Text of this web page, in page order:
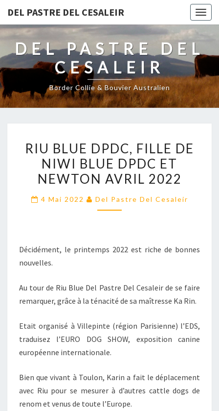
DEL PASTRE DEL CESALEIR
DEL PASTRE DEL
CESALEIR
Border Collie & Bouvier Australien
BLUE
DPDC,
FILLE
NIWI
2022
RIU BLUE DPDC, FILLE DE
NIWI BLUE DPDC ET
NEWTON AVRIL 2022
4 Mai 2022 Del Pastre Del Cesaleir
Décidément, le printemps 2022 est riche de bonnes
nouvelles.
Au tour de Riu Blue Del Pastre Del Cesaleir de se faire
remarquer, grâce à la ténacité de sa maîtresse Ka Rin.
Etait organisé à Villepinte (région Parisienne) l’EDS,
traduisez l’EURO DOG SHOW, exposition canine
européenne internationale.
Bien que vivant à Toulon, Karin a fait le déplacement
avec Riu pour se mesurer à d’autres cattle dogs de
renom et venus de toute l’Europe.